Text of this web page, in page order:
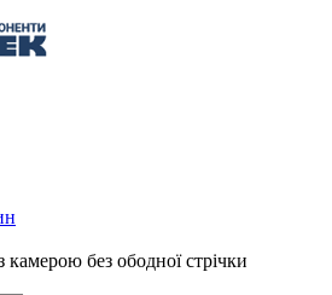
без ободної стрічки